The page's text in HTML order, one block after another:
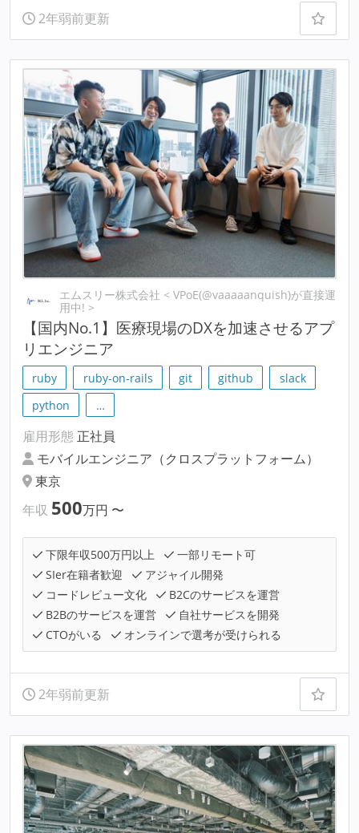
2年弱前更新
エムスリー株式会社 < VPoE(@vaaaaanquish)が直接運
用中! >
【国内No.1】医療現場のDXを加速させるアプ
リエンジニア
ruby ruby-on-rails git github
slack
python
…
雇用形態 正社員
モバイルエンジニア（クロスプラットフォーム）
東京
年収 500万円 〜
下限年収500万円以上
一部リモート可
SIer在籍者歓迎
アジャイル開発
コードレビュー文化
B2Cのサービスを運営
B2Bのサービスを運営
自社サービスを開発
CTOがいる
オンラインで選考が受けられる
2年弱前更新